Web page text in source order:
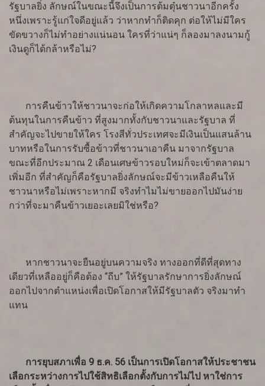
รัฐบาลยิ่ง ลักษณ์ในขณะนี้จึงเป็นการต้มตุ๋นชาวนาอีกครั้ง
หนึ่งเพราะรู้แก่ใจดีอยู่แล้ว ว่าหากทำก็ติดคุก ต่อให้ไม่มีใคร
ขัดขวางก็ไม่ทำอย่างแน่นอน ใครที่ว่าแน่ๆ ก็ลองมาลงนามกู้
เงินดูก็ได้กล้าหรือไม่?
การคืนข้าวให้ชาวนาจะก่อให้เกิดความโกลาหลและมี
ต้นทุนในการคืนข้าว ที่สูงมากทั้งกับชาวนาและรัฐบาล ที่
สำคัญจะไปขายให้ใคร โรงสีทั่วประเทศจะมีเงินเป็นแสนล้าน
บาทหรือในการรับซื้อข้าวที่ชาวนาเอาคืน มาจากรัฐบาล
ขณะที่อีกประมาณ 2 เดือนเศษข้าวรอบใหม่ก็จะเข้าตลาดมา
เพิ่มอีก ที่สำคัญก็คือรัฐบาลยิ่งลักษณ์จะมีข้าวเหลือคืนให้
ชาวนาหรือไม่เพราะหากมี จริงทำไมไม่ขายออกไปมันง่าย
กว่าที่จะมาคืนข้าวเยอะเลยมิใช่หรือ?
หากชาวนาจะยืนอยู่บนความจริง ทางออกที่ดีที่สุดทาง
เดียวที่เหลืออยู่ก็คือต้อง “ถีบ” ให้รัฐบาลรักษาการยิ่งลักษณ์
ออกไปจากตำแหน่งเพื่อเปิดโอกาสให้มีรัฐบาลตัว จริงมาทำ
แทน
การยุบสภาเพื่อ 9 ธ.ค. 56 เป็นการเปิดโอกาสให้ประชาชน
เลือกระหว่างการไปใช้สิทธิเลือกตั้งกับการไม่ไป หาใช่การ